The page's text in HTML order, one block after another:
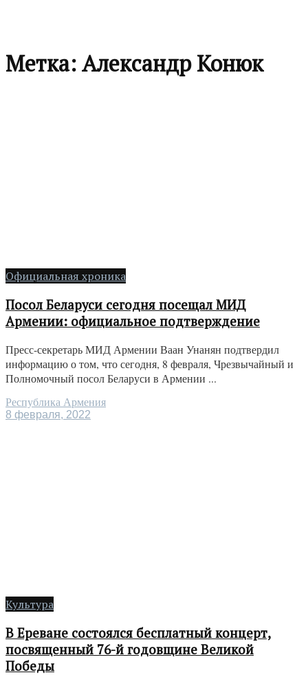
Метка:Александр Конюк
Официальная хроника
Посол Беларуси сегодня посещал МИД
Армении: официальное подтверждение
Пресс-секретарь МИД Армении Ваан Унанян подтвердил
информацию о том, что сегодня, 8 февраля, Чрезвычайный и
Полномочный посол Беларуси в Армении ...
Республика Армения
8 февраля, 2022
Культура
В Ереване состоялся бесплатный концерт,
посвященный 76-й годовщине Великой
Победы